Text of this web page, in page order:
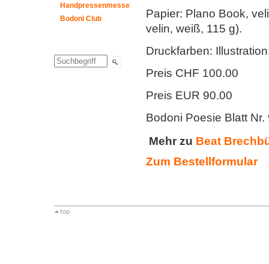
Handpressenmesse
Bodoni Club
Papier: Plano Book,
velin, weiß, 115 g).
Druckfarben:
Preis CHF 100.00
Preis EUR 90.00
Bodoni Poesie Blatt Nr.
Mehr zu Beat
Zum Bestellformular